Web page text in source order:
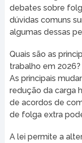
debates sobre
dúvidas comuns
algumas dessas
Quais são as
trabalho em 2026?
As principais
redução da carga
de acordos de
de folga extra
A lei permite a